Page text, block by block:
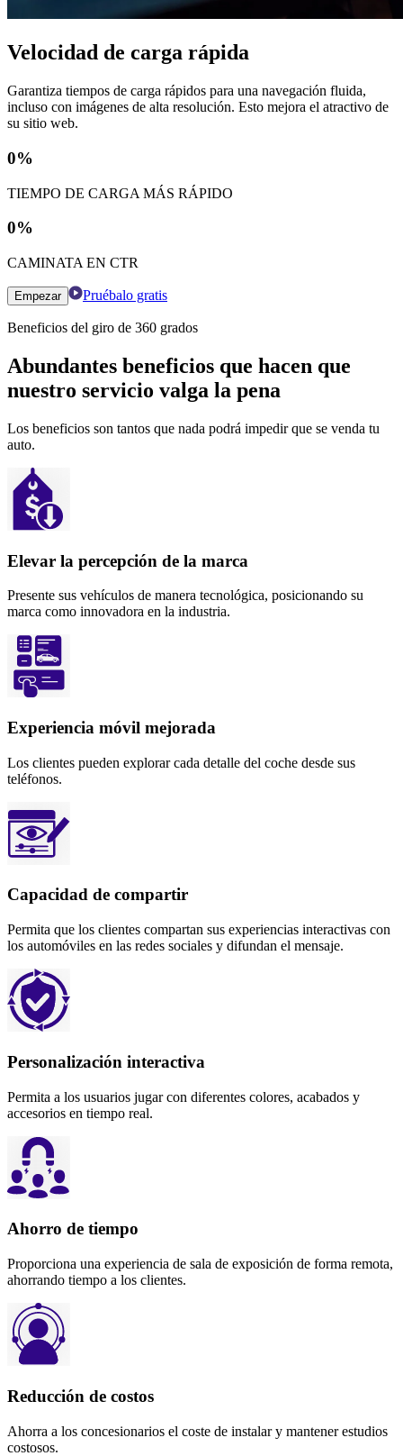
Velocidad de carga rápida
Garantiza tiempos de carga rápidos para una navegación fluida,
incluso con imágenes de alta resolución. Esto mejora el atractivo de
su sitio web.
0%
TIEMPO DE CARGA MÁS RÁPIDO
0%
CAMINATA EN CTR
Empezar Pruébalo gratis
Beneficios del giro de 360 ​​grados
Abundantes beneficios que hacen que
nuestro servicio valga la pena
Los beneficios son tantos que nada podrá impedir que se venda tu
auto.
Elevar la percepción de la marca
Presente sus vehículos de manera tecnológica, posicionando su
marca como innovadora en la industria.
Experiencia móvil mejorada
Los clientes pueden explorar cada detalle del coche desde sus
teléfonos.
Capacidad de compartir
Permita que los clientes compartan sus experiencias interactivas con
los automóviles en las redes sociales y difundan el mensaje.
Personalización interactiva
Permita a los usuarios jugar con diferentes colores, acabados y
accesorios en tiempo real.
Ahorro de tiempo
Proporciona una experiencia de sala de exposición de forma remota,
ahorrando tiempo a los clientes.
Reducción de costos
Ahorra a los concesionarios el coste de instalar y mantener estudios
costosos.